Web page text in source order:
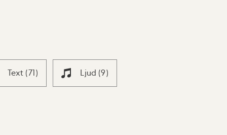
Text (71) Ljud (9)